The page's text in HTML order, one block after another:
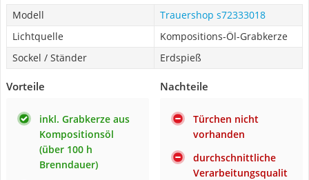
Modell
Trauershop s72333018
Lichtquelle
Kompositions-Öl-Grabkerze
Sockel / Ständer
Erdspieß
Vorteile
inkl. Grabkerze aus
Kompositionsöl
(über 100 h
Brenndauer)
Nachteile
Türchen nicht
vorhanden
durchschnittliche
Verarbeitungsqualit